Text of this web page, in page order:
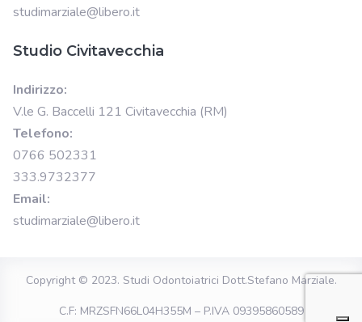
studimarziale@libero.it
Studio Civitavecchia
Indirizzo:
V.le G. Baccelli 121 Civitavecchia (RM)
Telefono:
0766 502331
333.9732377
Email:
studimarziale@libero.it
Copyright © 2023. Studi Odontoiatrici Dott.Stefano Marziale.
C.F: MRZSFN66L04H355M – P.IVA 09395860589